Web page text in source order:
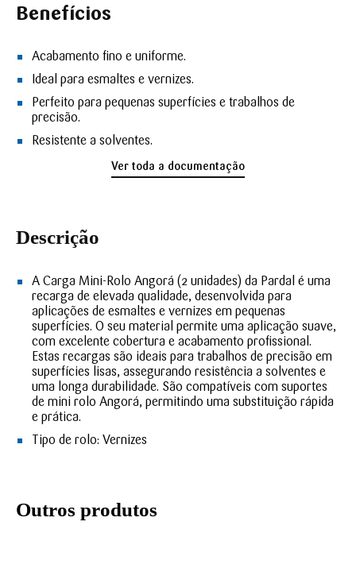
Benefícios
Acabamento fino e uniforme.
Ideal para esmaltes e vernizes.
Perfeito para pequenas superfícies e trabalhos de
precisão.
Resistente a solventes.
Ver toda a documentação
Descrição
A Carga Mini-Rolo Angorá (2 unidades) da Pardal é uma
recarga de elevada qualidade, desenvolvida para
aplicações de esmaltes e vernizes em pequenas
superfícies. O seu material permite uma aplicação suave,
com excelente cobertura e acabamento profissional.
Estas recargas são ideais para trabalhos de precisão em
superfícies lisas, assegurando resistência a solventes e
uma longa durabilidade. São compatíveis com suportes
de mini rolo Angorá, permitindo uma substituição rápida
e prática.
Tipo de rolo: Vernizes
Outros produtos